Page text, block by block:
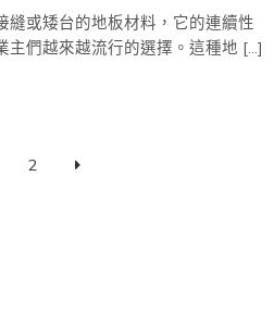
縫或矮台的地板材料，它的連續性
主們越來越流行的選擇。這種地 […]
2